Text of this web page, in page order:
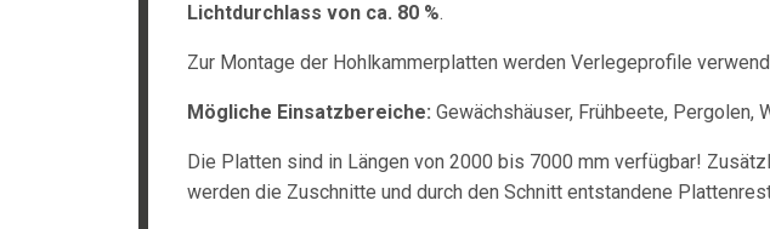
Lichtdurchlass von ca. 80 %.
Zur Montage der Hohlkammerplatten werden Verlegeprofile
Mögliche Einsatzbereiche: Gewächshäuser, Frühbeete, Pergolen,
Die Platten sind in Längen von 2000 bis 7000 mm verfügbar!
werden die Zuschnitte und durch den Schnitt entstandene